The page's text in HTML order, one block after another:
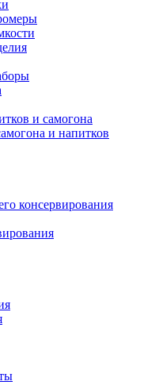
и самогона
и напитков
консервирования